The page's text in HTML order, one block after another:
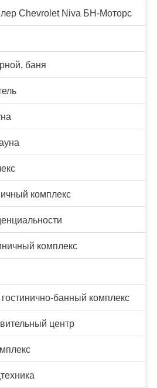
Chevrolet Niva БН-Моторс
баня
комплекс
комплекс
банный комплекс
центр